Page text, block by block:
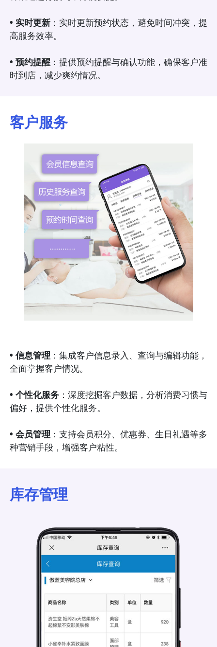
• 实时更新 ：实时更新预约状态，避免时间冲突，提
高服务效率。
• 预约提醒 ：提供预约提醒与确认功能，确保客户准
时到店，减少爽约情况。
客户服务
• 信息管理 ：集成客户信息录入、查询与编辑功能，
全面掌握客户情况。
• 个性化服务 ：深度挖掘客户数据，分析消费习惯与
偏好，提供个性化服务。
• 会员管理 ：支持会员积分、优惠券、生日礼遇等多
种营销手段，增强客户粘性。
库存管理